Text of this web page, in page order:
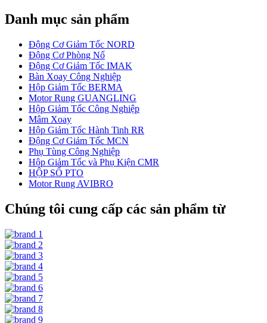
Danh mục sản phẩm
Động Cơ Giảm Tốc NORD
Động Cơ Phòng Nổ
Động Cơ Giảm Tốc IMAK
Bàn Xoay Công Nghiệp
Hộp Giảm Tốc BERMA
Motor Rung GUANGLING
Hộp Giảm Tốc Công Nghiệp
Mâm Xoay
Hộp Giảm Tốc Hành Tinh RR
Động Cơ Giảm Tốc MCN
Phụ Tùng Công Nghiệp
Hộp Giảm Tốc và Phụ Kiện CMR
HỘP SỐ PTO
Motor Rung AVIBRO
Chúng tôi cung cấp các sản phẩm từ